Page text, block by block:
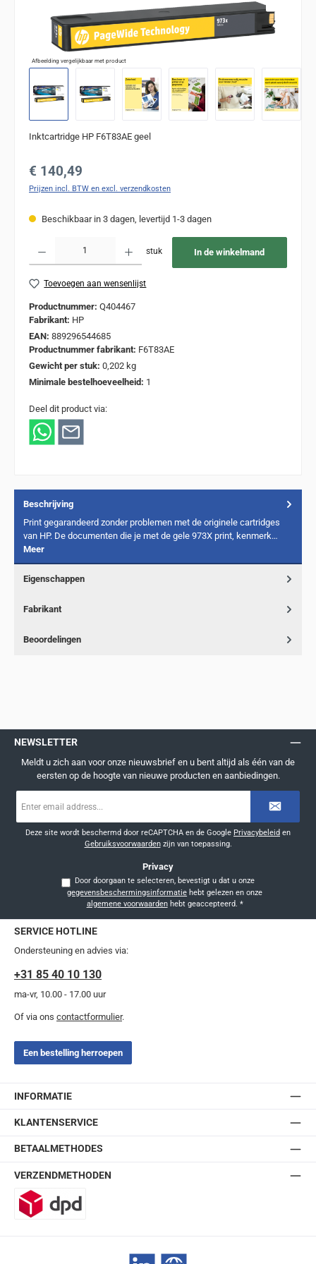
Afbeelding vergelijkbaar met product
Inktcartridge HP F6T83AE geel
Normale prijs:
€ 140,49
Prijzen incl. BTW en excl. verzendkosten
Beschikbaar in 3 dagen, levertijd 1-3 dagen
stuk In de winkelmand
Toevoegen aan wensenlijst
Productnummer: Q404467
Fabrikant: HP
EAN: 889296544685
Productnummer fabrikant: F6T83AE
Gewicht per stuk: 0,202 kg
Minimale bestelhoeveelheid: 1
Deel dit product via:
Beschrijving
Print gegarandeerd zonder problemen met de originele cartridges
van HP. De documenten die je met de gele 973X print, kenmerk…
Meer
Eigenschappen
Fabrikant
Beoordelingen
NEWSLETTER
Meldt u zich aan voor onze nieuwsbrief en u bent altijd als één van de
eersten op de hoogte van nieuwe producten en aanbiedingen.
mailadres
Deze site wordt beschermd door reCAPTCHA en de Google Privacybeleid en
Gebruiksvoorwaardenzijn van toepassing.
Privacy
Door doorgaan te selecteren, bevestigt u dat u onze
gegevensbeschermingsinformatie
algemene voorwaardenhebt geaccepteerd. *
SERVICE HOTLINE
Ondersteuning en advies via:
+31 85 40 10 130
ma-vr, 10.00 - 17.00 uur
Of via ons contactformulier.
Een bestelling herroepen
INFORMATIE
KLANTENSERVICE
BETAALMETHODES
VERZENDMETHODEN